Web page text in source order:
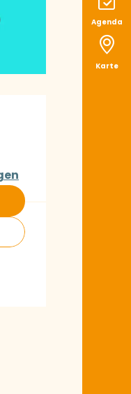
Agenda
Karte
&